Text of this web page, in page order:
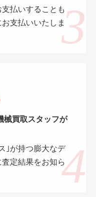
払いすることも
支払いいたしま
買取スタッフが
｣が持つ膨大なデ
定結果をお知ら